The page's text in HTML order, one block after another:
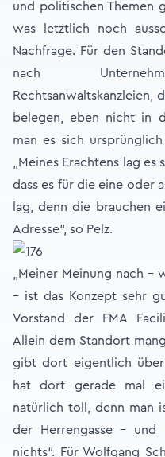
und politischen Themen
was letztlich noch
Nachfrage. Für den
nach
Rechtsanwaltskanzleien,
belegen, eben nicht in
man es sich
„Meines Erachtens lag
dass es für die eine oder
lag, denn die brauchen
Adresse“, so Pelz.
„Meiner Meinung nach
– ist das Konzept sehr
Vorstand der FMA
Allein dem Standort
gibt dort eigentlich
hat dort gerade mal
natürlich toll, denn man
der Herrengasse – und
nichts“. Für Wolfgang